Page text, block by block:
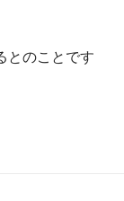
とのことです